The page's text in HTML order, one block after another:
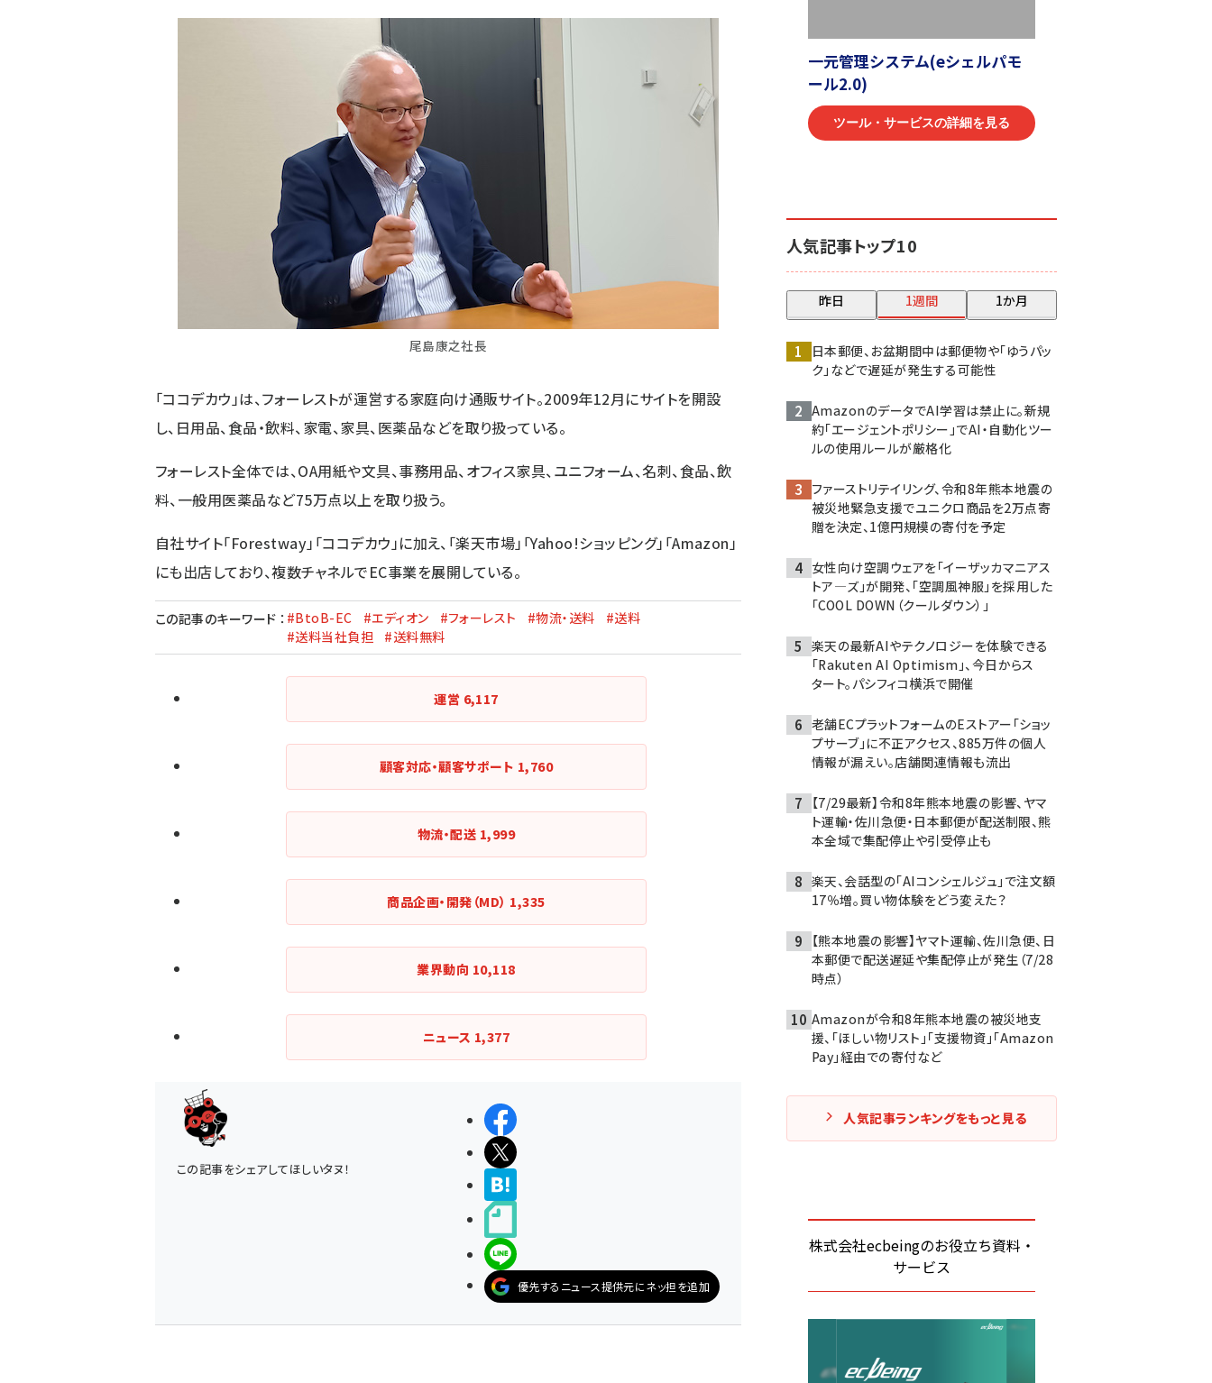
尾島康之社長
「ココデカウ」は、フォーレストが運営する家庭向け通販サイト。2009年12月にサイトを開設
し、日用品、食品・飲料、家電、家具、医薬品などを取り扱っている。
フォーレスト全体では、OA用紙や文具、事務用品、オフィス家具、ユニフォーム、名刺、食品、飲
料、一般用医薬品など75万点以上を取り扱う。
自社サイト「Forestway」「ココデカウ」に加え、「楽天市場」「Yahoo!ショッピング」「Amazon」
にも出店しており、複数チャネルでEC事業を展開している。
この記事のキーワード ： #BtoB-EC #エディオン #フォーレスト #物流・送料
#送料
#送料当社負担
#送料無料
運営 6,117
顧客対応・顧客サポート 1,760
物流・配送 1,999
商品企画・開発（MD） 1,335
業界動向 10,118
ニュース 1,377
この記事をシェアしてほしいタヌ！
優先するニュース提供元にネッ担を追加
人気記事トップ10
昨日 1週間 1か月
日本郵便、お盆期間中は郵便物や「ゆうパッ
ク」などで遅延が発生する可能性
AmazonのデータでAI学習は禁止に。新規
約「エージェントポリシー」でAI・自動化ツー
ルの使用ルールが厳格化
ファーストリテイリング、令和8年熊本地震の
被災地緊急支援でユニクロ商品を2万点寄
贈を決定、1億円規模の寄付を予定
女性向け空調ウェアを「イーザッカマニアス
トア―ズ」が開発、「空調風神服」を採用した
「COOL DOWN（クールダウン）」
楽天の最新AIやテクノロジーを体験できる
「Rakuten AI Optimism」、今日からス
タート。パシフィコ横浜で開催
老舗ECプラットフォームのEストアー「ショッ
プサーブ」に不正アクセス、885万件の個人
情報が漏えい。店舗関連情報も流出
【7/29最新】令和8年熊本地震の影響、ヤマ
ト運輸・佐川急便・日本郵便が配送制限、熊
本全域で集配停止や引受停止も
楽天、会話型の「AIコンシェルジュ」で注文額
17％増。買い物体験をどう変えた？
【熊本地震の影響】ヤマト運輸、佐川急便、日
本郵便で配送遅延や集配停止が発生（7/28
時点）
Amazonが令和8年熊本地震の被災地支
援、「ほしい物リスト」「支援物資」「Amazon
Pay」経由での寄付など
人気記事ランキングをもっと見る